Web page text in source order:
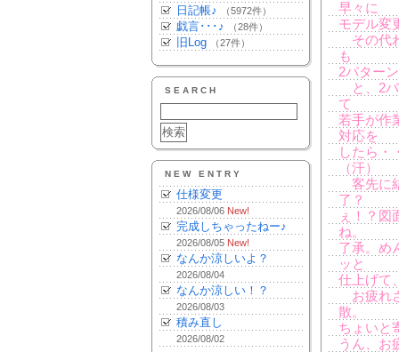
日記帳♪ （5972件）
戯言･･･♪ （28件）
旧Log （27件）
SEARCH
NEW ENTRY
仕様変更
2026/08/06 New!
完成しちゃったねー♪
2026/08/05 New!
なんか涼しいよ？
2026/08/04
なんか涼しい！？
2026/08/03
積み直し
2026/08/02
早々に
モデル変
その代
も
2パター
と、2パ
て
若手が作
対応を
したら・
（汗）
客先に
了？
ぇ！？図
ね。
了承。め
ッと
仕上げて
お疲れ
散。
ちょいと
うん、お